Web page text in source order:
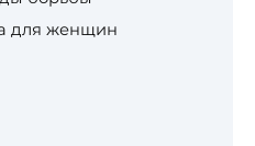
для женщин